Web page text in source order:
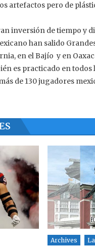
artefactos pero de
inversión de tiempo y
han salido
en el Bajío y en
es practicado en
de 130 jugadores
Archives